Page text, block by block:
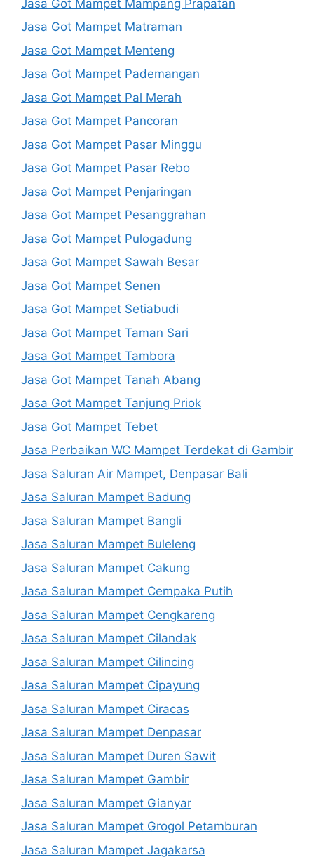
Jasa Got Mampet Mampang Prapatan
Jasa Got Mampet Matraman
Jasa Got Mampet Menteng
Jasa Got Mampet Pademangan
Jasa Got Mampet Pal Merah
Jasa Got Mampet Pancoran
Jasa Got Mampet Pasar Minggu
Jasa Got Mampet Pasar Rebo
Jasa Got Mampet Penjaringan
Jasa Got Mampet Pesanggrahan
Jasa Got Mampet Pulogadung
Jasa Got Mampet Sawah Besar
Jasa Got Mampet Senen
Jasa Got Mampet Setiabudi
Jasa Got Mampet Taman Sari
Jasa Got Mampet Tambora
Jasa Got Mampet Tanah Abang
Jasa Got Mampet Tanjung Priok
Jasa Got Mampet Tebet
Jasa Perbaikan WC Mampet Terdekat di Gambir
Jasa Saluran Air Mampet, Denpasar Bali
Jasa Saluran Mampet Badung
Jasa Saluran Mampet Bangli
Jasa Saluran Mampet Buleleng
Jasa Saluran Mampet Cakung
Jasa Saluran Mampet Cempaka Putih
Jasa Saluran Mampet Cengkareng
Jasa Saluran Mampet Cilandak
Jasa Saluran Mampet Cilincing
Jasa Saluran Mampet Cipayung
Jasa Saluran Mampet Ciracas
Jasa Saluran Mampet Denpasar
Jasa Saluran Mampet Duren Sawit
Jasa Saluran Mampet Gambir
Jasa Saluran Mampet Gianyar
Jasa Saluran Mampet Grogol Petamburan
Jasa Saluran Mampet Jagakarsa